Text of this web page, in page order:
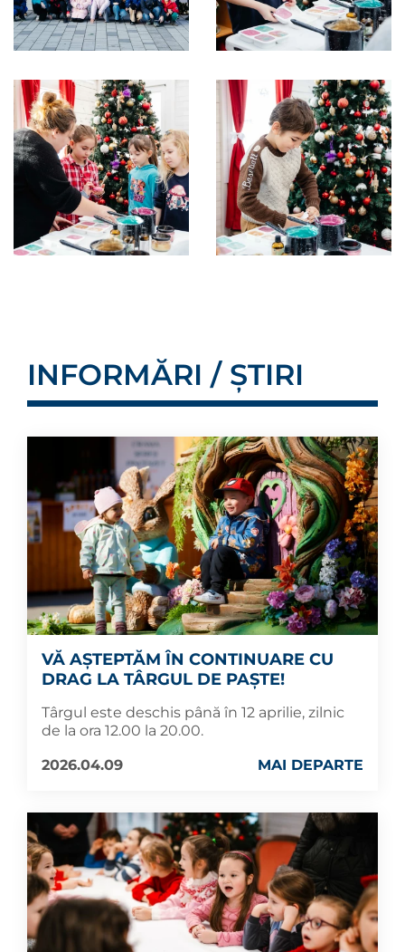
INFORMĂRI / ȘTIRI
VĂ AȘTEPTĂM ÎN CONTINUARE CU
DRAG LA TÂRGUL DE PAȘTE!
Târgul este deschis până în 12 aprilie, zilnic
de la ora 12.00 la 20.00.
2026.04.09
MAI DEPARTE